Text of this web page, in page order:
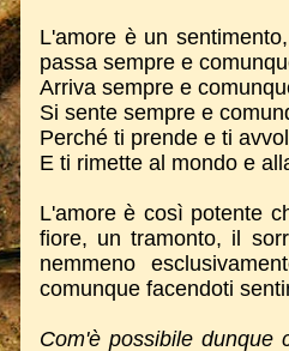
L'amore è un
passa sempre e
Arriva sempre e
Si sente sempre e
Perché ti prende e ti
E ti rimette al mondo e
L'amore è così potente
fiore, un tramonto, il
nemmeno
comunque facendoti
Com'è possibile